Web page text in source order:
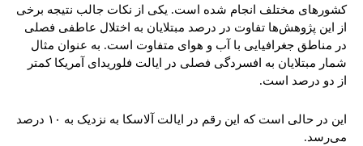
کشورهای مختلف انجام شده است. یکی از نکات جالب نتیجه برخی
از این پژوهش‌ها تفاوت در درصد مبتلایان به اختلال عاطفی فصلی
در مناطق جغرافیایی با آب و هوای متفاوت است. به عنوان مثال
شمار مبتلایان به افسردگی فصلی در ایالت فلوریدای آمریکا کمتر
از دو درصد است.
این در حالی است که این رقم در ایالت آلاسکا به نزدیک به ۱۰ درصد
می‌رسد.